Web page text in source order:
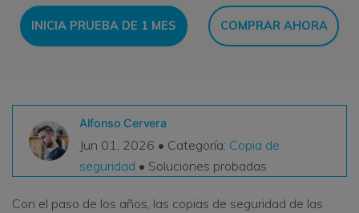
Soporte
Recoverit para Mac
Recupera datos ilimitados del sistema Mac
Recoverit Gratis
Recupera datos perdidos/eliminados gratis
Pruébalo Gratis
Recuperar Documentos
Escenarios de Pérdida de Datos
Historias de Clientes
Guía
search
INICIA PRUEBA DE 1 MES COMPRAR AHORA
Alfonso Cervera
Jun 01, 2026 • Categoría: Copia de
seguridad • Soluciones probadas
Con el paso de los años, las copias de seguridad de las